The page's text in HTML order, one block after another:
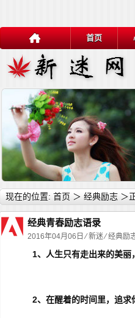
首页
详细
现在的位置: 首页 ＞ 经典励志 ＞
经典青春励志语录
2016年04月06日 ⁄新迷⁄经典励
1、人生只有走出来的美丽
2、在醒着的时间里，追求